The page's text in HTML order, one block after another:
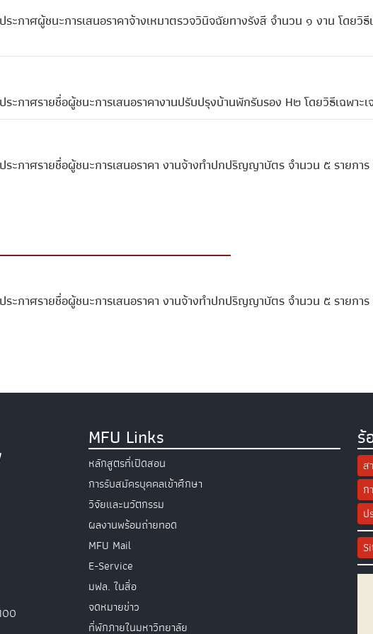
ะกาศผู้ชนะการเสนอราคาจ้างเหมาตรวจวินิจฉัยทางรังสี จำนวน ๑ งาน โดยวิธี
กาศรายชื่อผู้ชนะการเสนอราคางานปรับปรุงบ้านพักรับรอง H๒ โดยวิธีเฉพาะเ
ะกาศรายชื่อผู้ชนะการเสนอราคา งานจ้างทำปกปริญญาบัตร จำนวน ๕ รายกา
ะกาศรายชื่อผู้ชนะการเสนอราคา งานจ้างทำปกปริญญาบัตร จำนวน ๕ รายกา
MFU Links
หลักสูตรที่เปิดสอน
การรับสมัครบุคคลเข้าศึกษา
วิจัยและนวัตกรรม
ผลงานพร้อมถ่ายทอด
MFU Mail
E-Service
มฟล. ในสื่อ
จดหมายข่าว
ที่พักภายในมหาวิทยาลัย
ร้
ส
ก
ป